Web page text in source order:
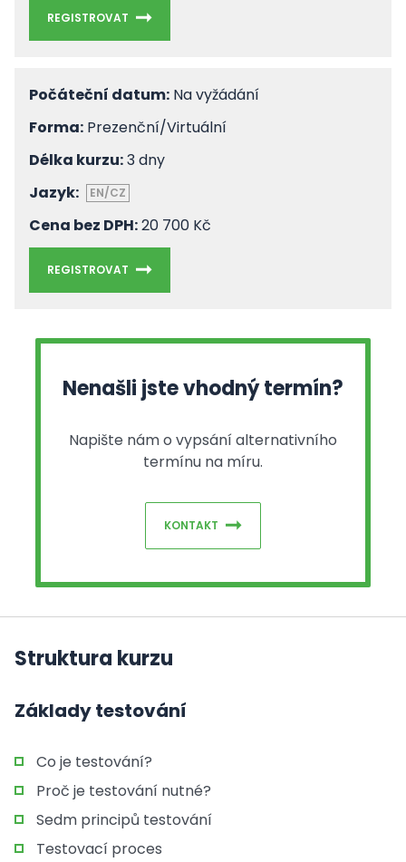
REGISTROVAT
Počáteční datum: Na vyžádání
Forma: Prezenční/Virtuální
Délka kurzu:3 dny
Jazyk:
EN/CZ
Cena bez DPH:20 700 Kč
REGISTROVAT
Nenašli jste vhodný termín?
Napište nám o vypsání alternativního
termínu na míru.
KONTAKT
Struktura kurzu
Základy testování
Co je testování?
Proč je testování nutné?
Sedm principů testování
Testovací proces